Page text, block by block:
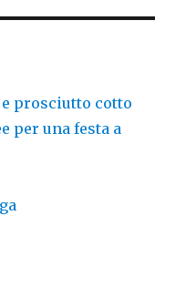
e prosciutto cotto
per una festa a